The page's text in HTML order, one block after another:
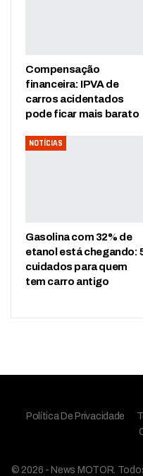
Compensação
financeira: IPVA de
carros acidentados
pode ficar mais barato
NOTÍCIAS
Gasolina com 32% de
etanol está chegando:
cuidados para quem
tem carro antigo
Política De Privacidade
© 2026 - News MOTOR.